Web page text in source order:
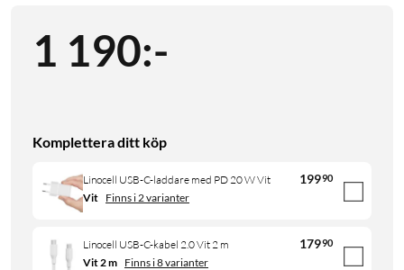
1 190:-
Komplettera ditt köp
Linocell USB-C-laddare med PD 20 W Vit 19990
Vit Finns i 2 varianter
Linocell USB-C-kabel 2.0 Vit 2 m 17990
Vit 2 m Finns i 8 varianter